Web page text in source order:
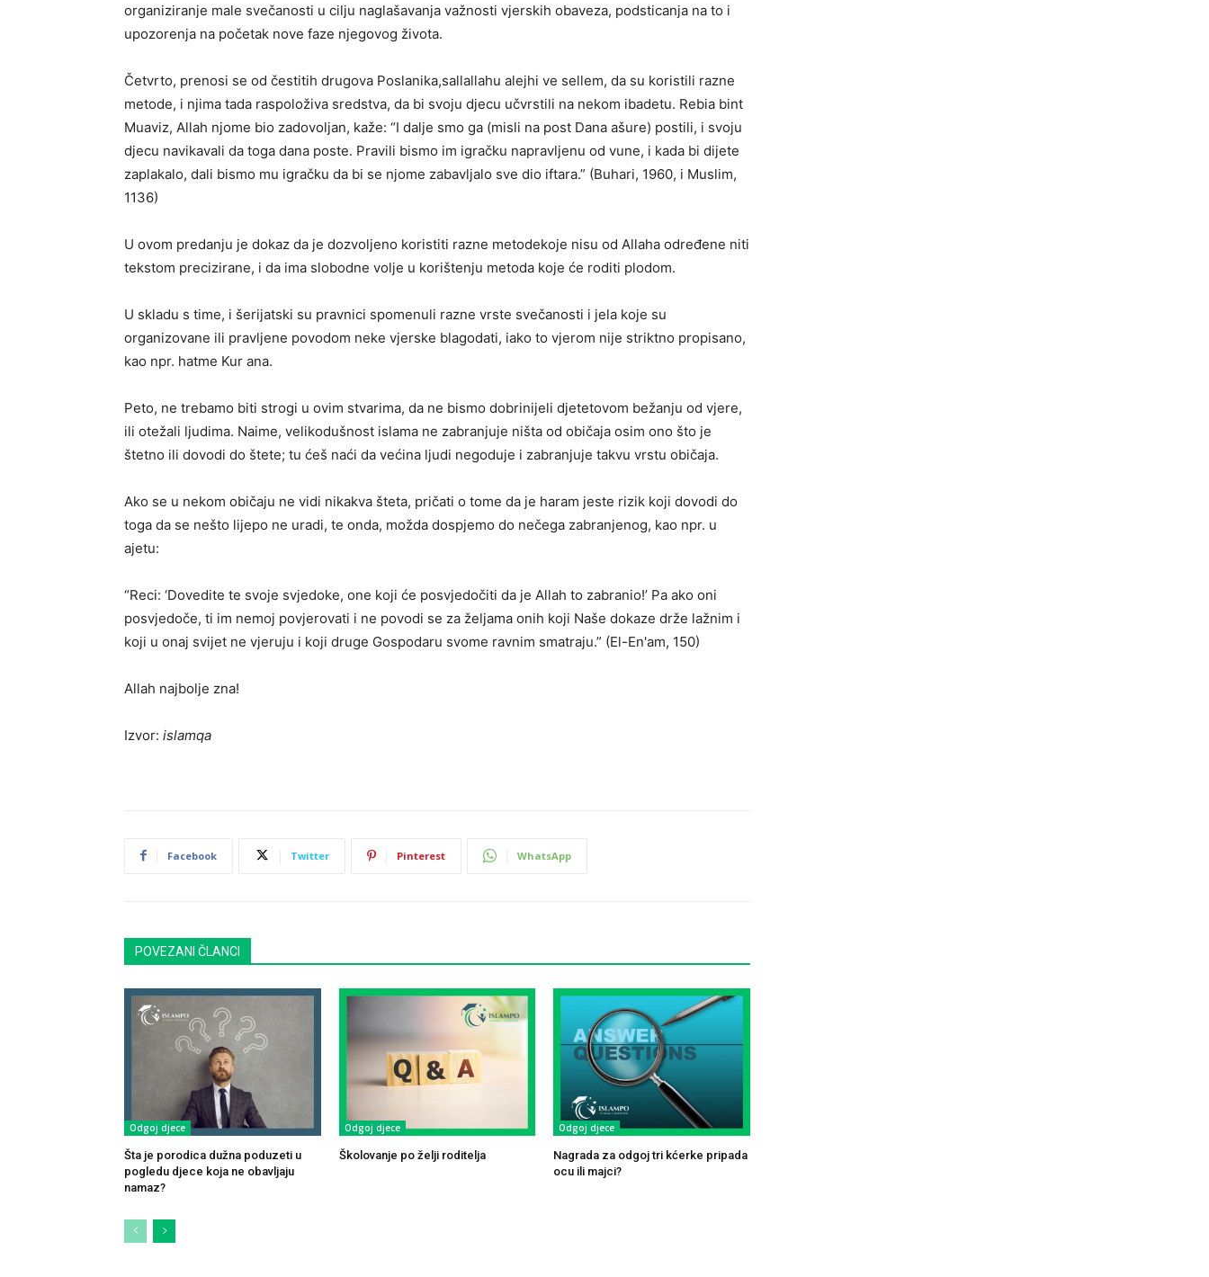
organiziranje male svečanosti u cilju naglašavanja važnosti vjerskih obaveza, podsticanja na to i
upozorenja na početak nove faze njegovog života.
Četvrto, prenosi se od čestitih drugova Poslanika,sallallahu alejhi ve sellem, da su koristili razne
metode, i njima tada raspoloživa sredstva, da bi svoju djecu učvrstili na nekom ibadetu. Rebia bint
Muaviz, Allah njome bio zadovoljan, kaže: “I dalje smo ga (misli na post Dana ašure) postili, i svoju
djecu navikavali da toga dana poste. Pravili bismo im igračku napravljenu od vune, i kada bi dijete
zaplakalo, dali bismo mu igračku da bi se njome zabavljalo sve dio iftara.” (Buhari, 1960, i Muslim,
1136)
U ovom predanju je dokaz da je dozvoljeno koristiti razne metodekoje nisu od Allaha određene niti
tekstom precizirane, i da ima slobodne volje u korištenju metoda koje će roditi plodom.
U skladu s time, i šerijatski su pravnici spomenuli razne vrste svečanosti i jela koje su
organizovane ili pravljene povodom neke vjerske blagodati, iako to vjerom nije striktno propisano,
kao npr. hatme Kur ana.
Peto, ne trebamo biti strogi u ovim stvarima, da ne bismo dobrinijeli djetetovom bežanju od vjere,
ili otežali ljudima. Naime, velikodušnost islama ne zabranjuje ništa od običaja osim ono što je
štetno ili dovodi do štete; tu ćeš naći da većina ljudi negoduje i zabranjuje takvu vrstu običaja.
Ako se u nekom običaju ne vidi nikakva šteta, pričati o tome da je haram jeste rizik koji dovodi do
toga da se nešto lijepo ne uradi, te onda, možda dospjemo do nečega zabranjenog, kao npr. u
ajetu:
“Reci: ‘Dovedite te svoje svjedoke, one koji će posvjedočiti da je Allah to zabranio!’ Pa ako oni
posvjedoče, ti im nemoj povjerovati i ne povodi se za željama onih koji Naše dokaze drže lažnim i
koji u onaj svijet ne vjeruju i koji druge Gospodaru svome ravnim smatraju.” (El-En'am, 150)
Allah najbolje zna!
Izvor: islamqa
Facebook Twitter Pinterest WhatsApp
POVEZANI ČLANCI
Odgoj djece
Šta je porodica dužna poduzeti u
pogledu djece koja ne obavljaju
namaz?
Odgoj djece
Školovanje po želji roditelja
Odgoj djece
Nagrada za odgoj tri kćerke pripada
ocu ili majci?